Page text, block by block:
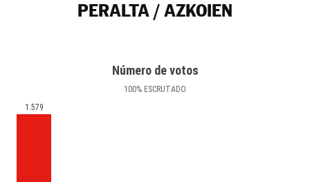
PERALTA / AZKOIEN
Número de votos
100% ESCRUTADO
1.579